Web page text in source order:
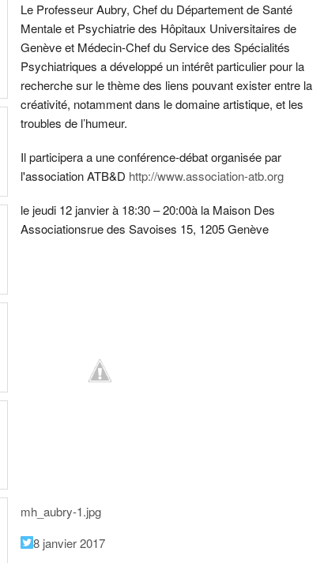
Le Professeur Aubry, Chef du Département de Santé
Mentale et Psychiatrie des Hôpitaux Universitaires de
Genève et Médecin-Chef du Service des Spécialités
Psychiatriques a développé un intérêt particulier pour la
recherche sur le thème des liens pouvant exister entre la
créativité, notamment dans le domaine artistique, et les
troubles de l’humeur.
Il participera a une conférence-débat organisée par
l'association ATB&D http://www.association-atb.org
le jeudi 12 janvier à 18:30 – 20:00à la Maison Des
Associationsrue des Savoises 15, 1205 Genève
mh_aubry-1.jpg
8 janvier 2017